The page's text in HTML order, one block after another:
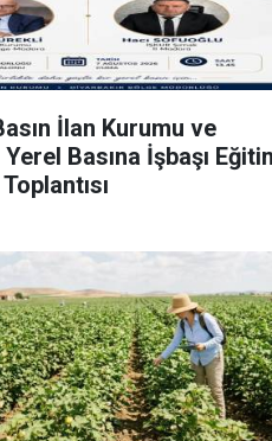
İlan Kurumu ve
Basına İşbaşı